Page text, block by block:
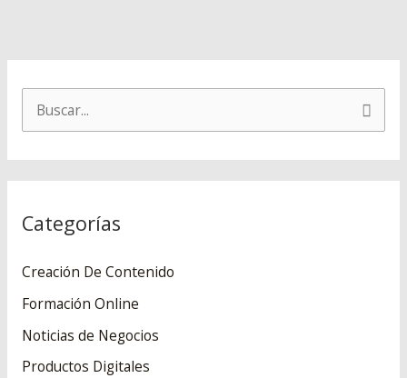
a
p
o
r
:
Categorías
Creación De Contenido
Formación Online
Noticias de Negocios
Productos Digitales